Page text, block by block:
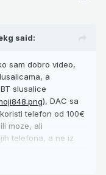
said:
sam dobro video,
a
slusalice
), DAC sa
telefon od 100€
moze, ali
telefona, a ne iz
uredjaja moze dobiti,